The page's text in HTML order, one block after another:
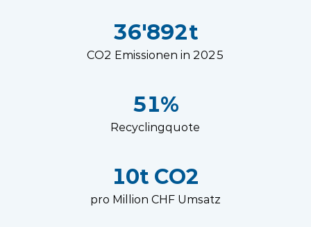
CO2 Emissionen in 2025
36'892t
Recyclingquote
51%
pro Million CHF Umsatz
10t CO2